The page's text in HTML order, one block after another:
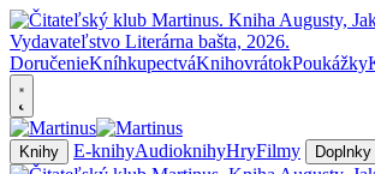
DoručenieKníhkupectváKnihovrátokPoukážky
Knihy E-knihyAudioknihyHryFilmy Doplnky